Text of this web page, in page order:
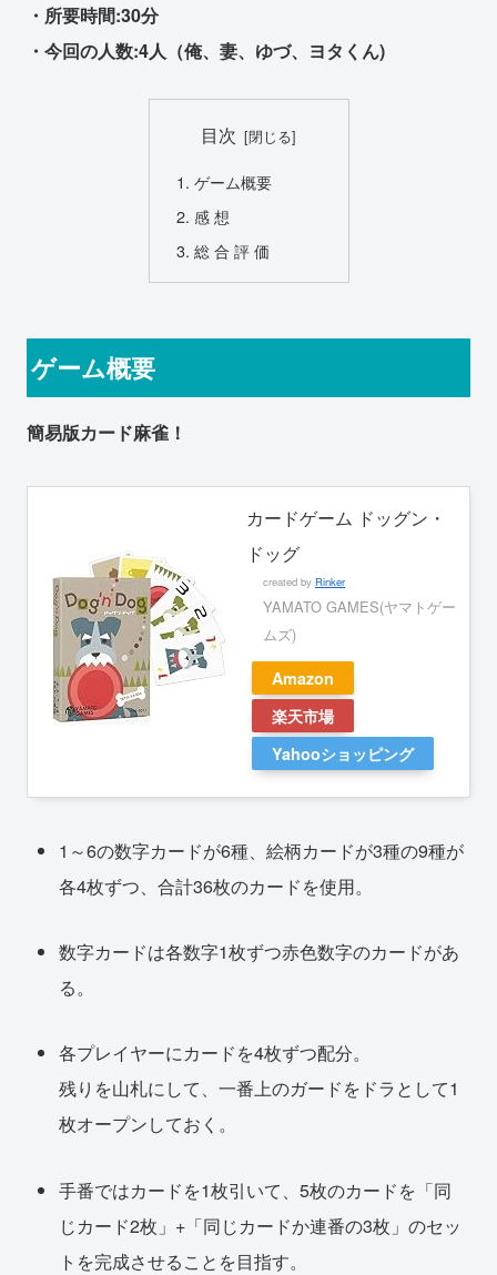
・所要時間:30分
・今回の人数:4人（俺、妻、ゆづ、ヨタくん)
目次
ゲーム概要
感 想
総 合 評 価
ゲーム概要
簡易版カード麻雀！
カードゲーム ドッグン・
ドッグ
created by Rinker
YAMATO GAMES(ヤマトゲー
ムズ)
Amazon
楽天市場
Yahooショッピング
1～6の数字カードが6種、絵柄カードが3種の9種が
各4枚ずつ、合計36枚のカードを使用。
数字カードは各数字1枚ずつ赤色数字のカードがあ
る。
各プレイヤーにカードを4枚ずつ配分。
残りを山札にして、一番上のガードをドラとして1
枚オープンしておく。
手番ではカードを1枚引いて、5枚のカードを「同
じカード2枚」+「同じカードか連番の3枚」のセッ
トを完成させることを目指す。